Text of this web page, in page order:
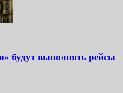
будут выполнять рейсы